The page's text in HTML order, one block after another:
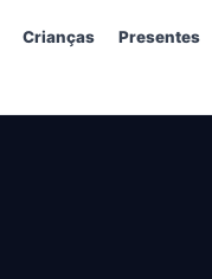
Crianças Presentes